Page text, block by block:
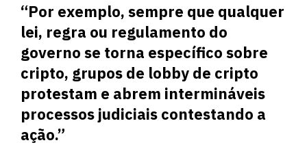
“Por exemplo, sempre que qualquer
lei, regra ou regulamento do
governo se torna específico sobre
cripto, grupos de lobby de cripto
protestam e abrem intermináveis ​​
processos judiciais contestando a
ação.”